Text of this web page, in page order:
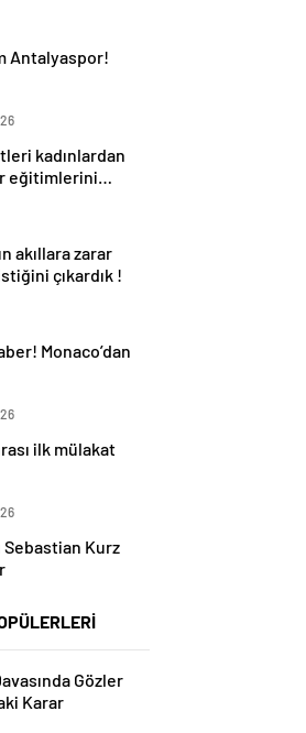
Antalyaspor!
kadınlardan
eğitimlerini
akıllara zarar
çıkardık !
Monaco’dan
ilk mülakat
Sebastian Kurz
Gözler
Karar